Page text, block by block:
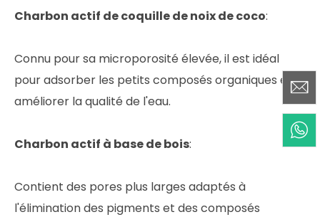
Charbon actif de coquille de noix de coco:
Connu pour sa microporosité élevée, il est idéal
pour adsorber les petits composés organiques et
améliorer la qualité de l'eau.
Charbon actif à base de bois:
Contient des pores plus larges adaptés à
l'élimination des pigments et des composés